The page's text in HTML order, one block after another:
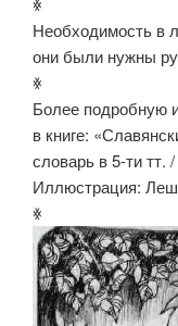
Необходимость в
они были нужны
ꏍ
Более подробную
в книге:
словарь в 5-ти
Иллюстрация:
ꏍ